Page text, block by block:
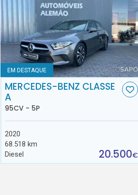
EM DESTAQUE
MERCEDES-BENZ CLASSE
A
95CV - 5P
2020
68.518 km
Diesel
20.500€